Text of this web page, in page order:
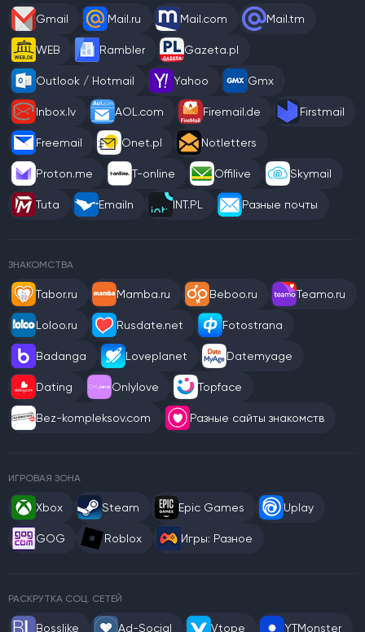
Gmail Mail.ru Mail.com Mail.tm
WEB Rambler Gazeta.pl
Outlook / Hotmail Yahoo Gmx
Inbox.lv AOL.com Firemail.de Firstmail
Freemail Onet.pl Notletters
Proton.me T-online Offilive Skymail
Tuta Emailn INT.PL Разные почты
ЗНАКОМСТВА
Tabor.ru Mamba.ru Beboo.ru Teamo.ru
Loloo.ru Rusdate.net Fotostrana
Badanga Loveplanet Datemyage
Dating Onlylove Topface
Bez-kompleksov.com Разные сайты знакомств
ИГРОВАЯ ЗОНА
Xbox Steam Epic Games Uplay
GOG Roblox Игры: Разное
РАСКРУТКА СОЦ. СЕТЕЙ
Bosslike Ad-Social Vtope YTMonster